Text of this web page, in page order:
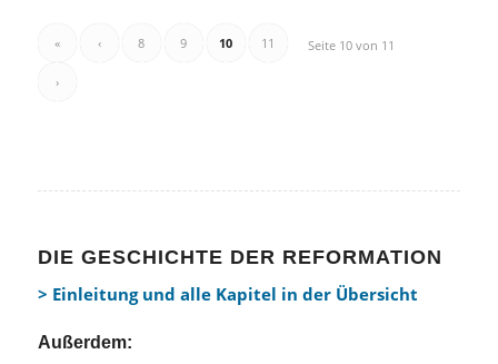
Seite 10 von 11
« ‹ 8 9 10 11
›
DIE GESCHICHTE DER REFORMATION
> Einleitung und alle Kapitel in der Übersicht
Außerdem: